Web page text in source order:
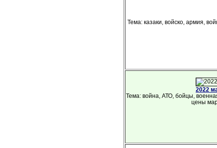
Тема: казаки, войско, армия,
2022
Тема: война, АТО, бойцы,
цены